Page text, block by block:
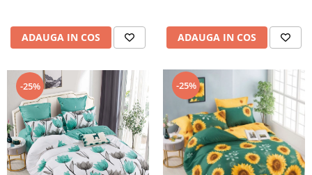
ADAUGA IN COS ADAUGA IN COS
-25% -25%